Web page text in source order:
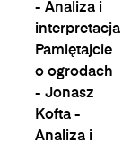
- Analiza i
interpretacja
Pamiętajcie
o ogrodach
- Jonasz
Kofta -
Analiza i